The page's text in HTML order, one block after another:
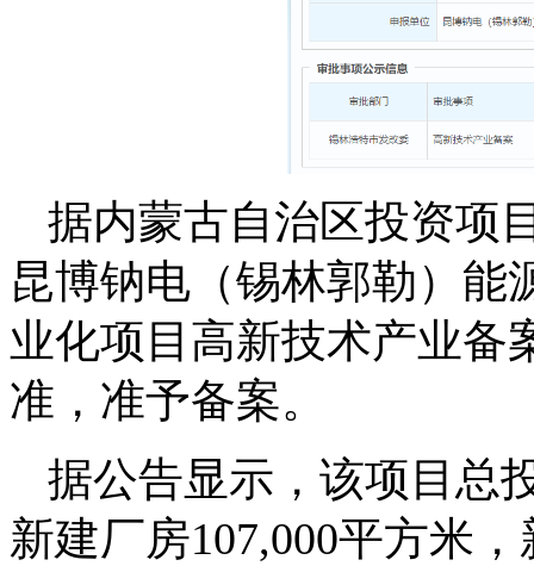
据内蒙古自治区投资项
昆博钠电（锡林郭勒）能
业化项目高新技术产业备
准，准予备案。
据公告显示，该项目总
新建厂房107,000平方米